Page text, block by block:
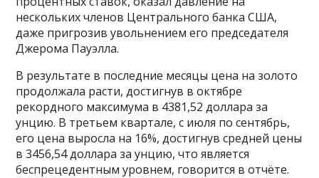
нескольких членов Центрального банка США,
даже пригрозив увольнением его председателя
Джерома Пауэлла.
В результате в последние месяцы цена на золото
продолжала расти, достигнув в октябре
рекордного максимума в 4381,52 доллара за
унцию. В третьем квартале, с июля по сентябрь,
его цена выросла на 16%, достигнув средней цены
в 3456,54 доллара за унцию, что является
беспрецедентным уровнем, говорится в отчёте.